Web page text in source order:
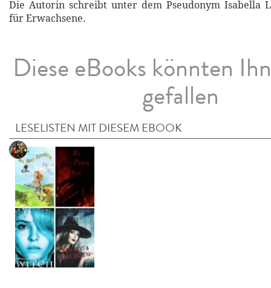
Die Autorin schreibt unter dem Pseudonym Isabella
für Erwachsene.
Diese eBooks könnten
gefallen
LESELISTEN MIT DIESEM EBOOK